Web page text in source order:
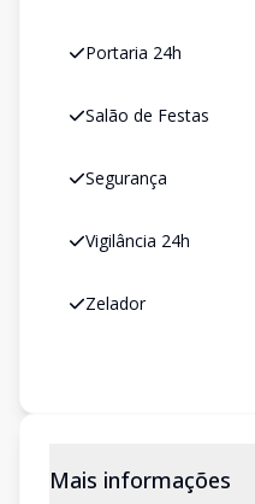
Portaria 24h
Salão de Festas
Segurança
Vigilância 24h
Zelador
Mais informações